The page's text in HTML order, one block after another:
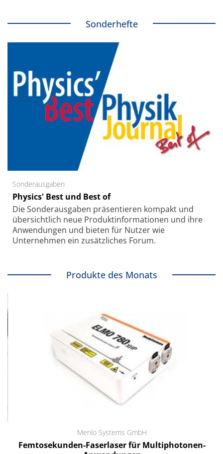
Sonderhefte
Sonderausgaben
Physics' Best und Best of
Die Sonder­ausgaben präsentieren kompakt und
übersichtlich neue Produkt­informationen und ihre
Anwendungen und bieten für Nutzer wie
Unternehmen ein zusätzliches Forum.
Produkte des Monats
Menlo Systems GmbH
Femtosekunden-Faserlaser für Multiphotonen-